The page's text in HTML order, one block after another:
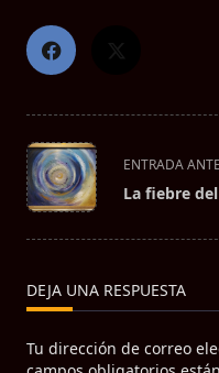
<span
class="nav-
subtitle
screen-
text">Página</span>
ENTRADA
La fiebre
DEJA UNA RESPUESTA
Tu dirección de correo